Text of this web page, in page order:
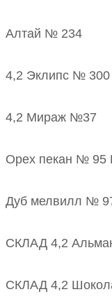
Алтай № 234
4,2 Эклипс № 300
4,2 Мираж №37
Орех пекан № 95
Дуб мелвилл №
СКЛАД 4,2
СКЛАД 4,2